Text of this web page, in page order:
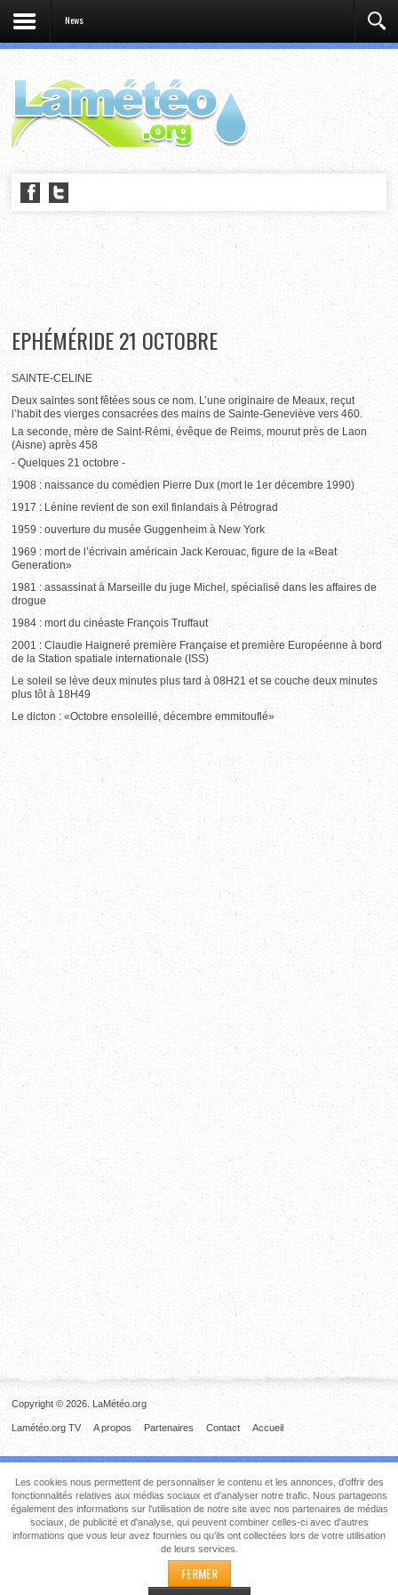
News
EPHÉMÉRIDE 21 OCTOBRE
SAINTE-CELINE
Deux saintes sont fêtées sous ce nom. L’une originaire de Meaux, reçut
l’habit des vierges consacrées des mains de Sainte-Geneviève vers 460.
La seconde, mère de Saint-Rémi, évêque de Reims, mourut près de Laon
(Aisne) après 458
- Quelques 21 octobre -
1908 : naissance du comédien Pierre Dux (mort le 1er décembre 1990)
1917 : Lénine revient de son exil finlandais à Pétrograd
1959 : ouverture du musée Guggenheim à New York
1969 : mort de l’écrivain américain Jack Kerouac, figure de la «Beat
Generation»
1981 : assassinat à Marseille du juge Michel, spécialisé dans les affaires de
drogue
1984 : mort du cinéaste François Truffaut
2001 : Claudie Haigneré première Française et première Européenne à bord
de la Station spatiale internationale (ISS)
Le soleil se lève deux minutes plus tard à 08H21 et se couche deux minutes
plus tôt à 18H49
Le dicton : «Octobre ensoleillé, décembre emmitouflé»
Copyright © 2026. LaMétéo.org
Accueil
Contact
Partenaires
A propos
Lamétéo.org TV
Les cookies nous permettent de personnaliser le contenu et les annonces, d'offrir des
fonctionnalités relatives aux médias sociaux et d'analyser notre trafic. Nous partageons
également des informations sur l'utilisation de notre site avec nos partenaires de médias
sociaux, de publicité et d'analyse, qui peuvent combiner celles-ci avec d'autres
informations que vous leur avez fournies ou qu'ils ont collectées lors de votre utilisation
de leurs services.
FERMER